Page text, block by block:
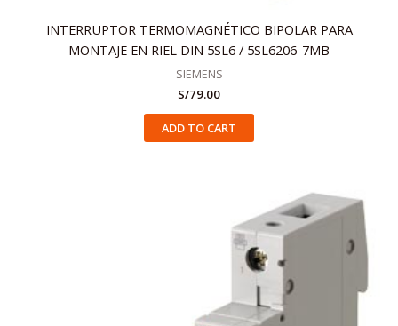
INTERRUPTOR TERMOMAGNÉTICO BIPOLAR PARA
MONTAJE EN RIEL DIN 5SL6 / 5SL6206-7MB
SIEMENS
S/79.00
ADD TO CART